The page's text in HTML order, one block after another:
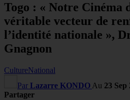
Togo : « Notre Cinéma
véritable vecteur de
l’identité nationale »,
Gnagnon
CultureNational
Par Lazarre KONDO Au 23 Sep
Partager